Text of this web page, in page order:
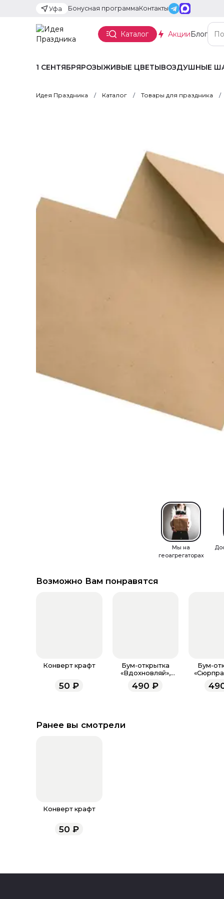
Уфа Бонусная программаКонтакты
Каталог АкцииБлог
1 СЕНТЯБРЯРОЗЫЖИВЫЕ ЦВЕТЫВОЗДУШНЫЕ
Идея Праздника Каталог Товары для праздника
Мы на
геоагрегаторах
Возможно Вам понравятся
Конверт крафт
50 ₽
Бум-открытка
«Вдохновляй»,
490 ₽
Бум-
Ранее вы смотрели
Конверт крафт
50 ₽